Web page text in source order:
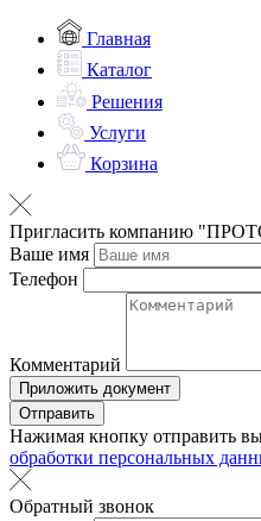
Главная
Каталог
Решения
Услуги
Корзина
Пригласить компанию
Ваше имя
Телефон
Комментарий
Приложить документ
Отправить
Нажимая кнопку отправить вы
обработки персональных
Обратный звонок